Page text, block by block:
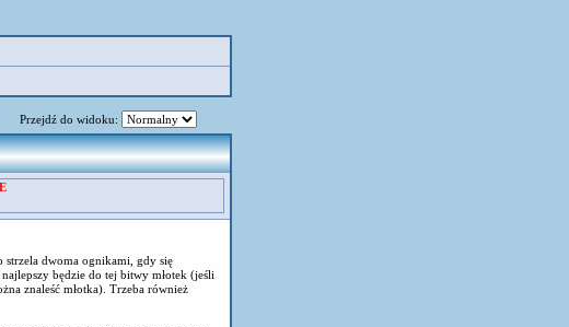
Przejdź do widoku:
strzela dwoma ognikami, gdy się
będzie do tej bitwy młotek (jeśli
znaleść młotka). Trzeba również